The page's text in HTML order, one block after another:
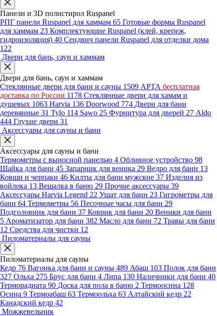
Панели и 3D полистирол Ruspanel
РПГ панели Ruspanel для хаммам 65 Готовые формы Ruspanel
для хаммам 23 Комплектующие Ruspanel (клей, крепеж,
гидроизоляция) 40 Сендвич панели Ruspanel для отделки дома
122
Двери для бань, саун и хаммам
Двери для бань, саун и хаммам
Стеклянные двери для бани и сауны 1509 АРТА бесплатная
доставка по России 1178 Стеклянные двери для хамам и
душевых 1063 Harvia 136 Doorwood 774 Двери для бани
деревянные 31 Tylo 114 Sawo 25 Фурнитура для дверей 27 Aldo
444 Глухие двери 31
Аксессуары для сауны и бани
Аксессуары для сауны и бани
Термометры с выносной панелью 4 Обливное устройство 98
Шайка для бани 45 Запарник для веника 29 Ведро для бани 13
Ковши и черпаки 46 Килты для бани мужские 37 Изделия из
войлока 13 Вешалка в баню 29 Прочие аксессуары 39
Аксессуары Harvia Legend 22 Ушат для бани 23 Гигрометры для
бани 64 Термометры 56 Песочные часы для бани 29
Подголовник для бани 37 Коврик для бани 20 Веники для бани
5 Ароматизатор для бани 382 Масло для бани 72 Травы для бани
12 Средства для чистки 12
Пиломатериалы для сауны
Пиломатериалы для сауны
Кедр 76 Вагонка для бани и сауны 489 Абаш 103 Полок для бани
327 Ольха 275 Брус для бани 4 Липа 130 Наличники для бани 40
Терморадиата 90 Доска для пола в баню 2 Термоосина 128
Осина 9 Термоабаш 63 Термоольха 63 Алтайский кедр 22
Канадский кедр 42
Можжевельник